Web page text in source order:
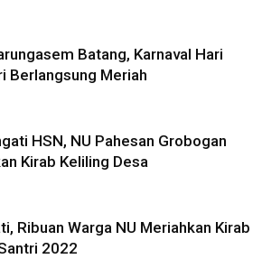
Batang, Karnaval Hari
Berlangsung Meriah
HSN, NU Pahesan Grobogan
Kirab Keliling Desa
Ribuan Warga NU Meriahkan Kirab
2022